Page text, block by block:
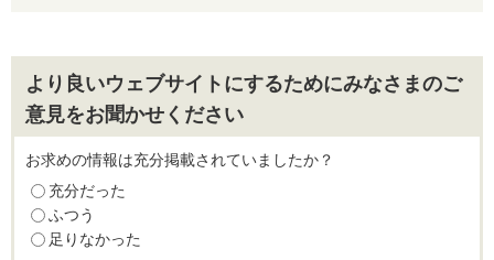
より良いウェブサイトにするためにみなさまのご
意見をお聞かせください
お求めの情報は充分掲載されていましたか？
充分だった
ふつう
足りなかった